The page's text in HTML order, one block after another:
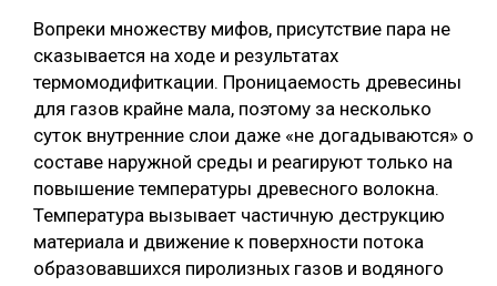
Вопреки множеству мифов, присутствие пара не
сказывается на ходе и результатах
термомодифиткации. Проницаемость древесины
для газов крайне мала, поэтому за несколько
суток внутренние слои даже «не догадываются» о
составе наружной среды и реагируют только на
повышение температуры древесного волокна.
Температура вызывает частичную деструкцию
материала и движение к поверхности потока
образовавшихся пиролизных газов и водяного